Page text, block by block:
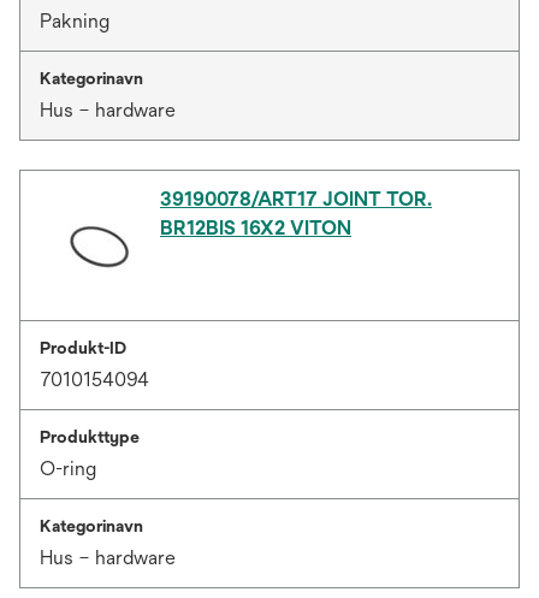
Pakning
Kategorinavn
Hus – hardware
39190078/ART17 JOINT TOR.
BR12BIS 16X2 VITON
Produkt-ID
7010154094
Produkttype
O-ring
Kategorinavn
Hus – hardware